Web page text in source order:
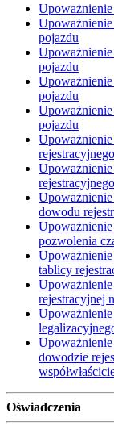
Upoważnienie
pojazdu
pojazdu
Upoważnienie
pojazdu
Upoważnienie
pojazdu
rejestracyjnego
rejestracyjnego
dowodu
pozwolenia
tablicy
rejestracyjnej
dowodzie
Oświadczenia